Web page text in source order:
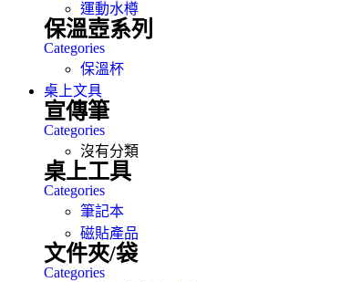
運動水樽
保溫壺系列
Categories
保溫杯
桌上文具
宣傳筆
Categories
沒有分類
桌上工具
Categories
筆記本
磁貼產品
文件夾/袋
Categories